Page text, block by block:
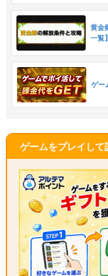
黄金
一覧】
ゲー
ゲームをプレイして